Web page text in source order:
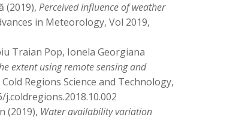
(2019), Perceived influence of weather
in Meteorology, Vol 2019,
Traian Pop, Ionela Georgiana
extent using remote sensing and
Cold Regions Science and Technology,
j.coldregions.2018.10.002
(2019), Water availability variation